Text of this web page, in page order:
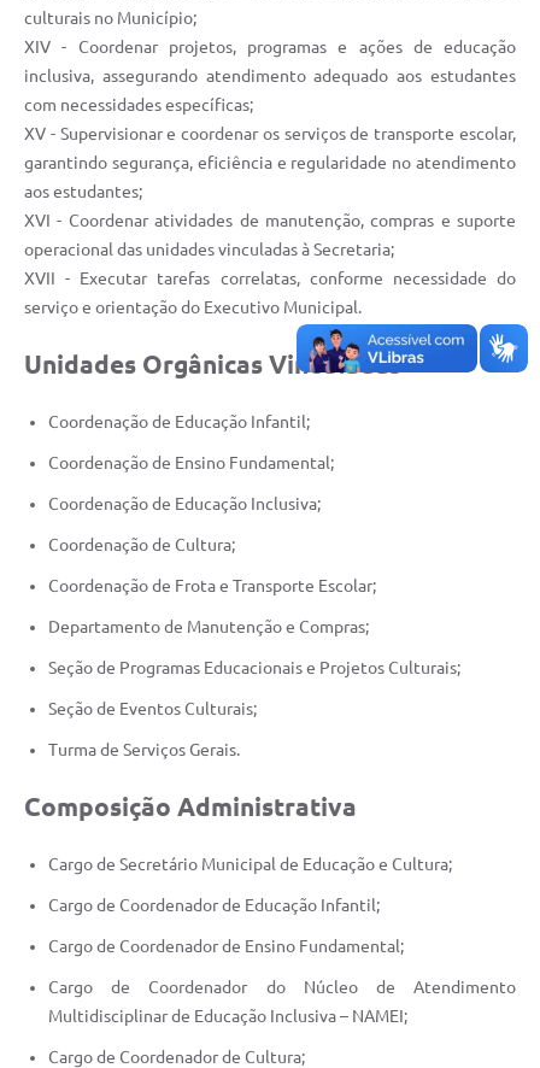
culturais no Município;
XIV - Coordenar projetos, programas e ações de educação
inclusiva, assegurando atendimento adequado aos estudantes
com necessidades específicas;
XV - Supervisionar e coordenar os serviços de transporte escolar,
garantindo segurança, eficiência e regularidade no atendimento
aos estudantes;
XVI - Coordenar atividades de manutenção, compras e suporte
operacional das unidades vinculadas à Secretaria;
XVII - Executar tarefas correlatas, conforme necessidade do
serviço e orientação do Executivo Municipal.
Unidades Orgânicas Vinculadas
Coordenação de Educação Infantil;
Coordenação de Ensino Fundamental;
Coordenação de Educação Inclusiva;
Coordenação de Cultura;
Coordenação de Frota e Transporte Escolar;
Departamento de Manutenção e Compras;
Seção de Programas Educacionais e Projetos Culturais;
Seção de Eventos Culturais;
Turma de Serviços Gerais.
Composição Administrativa
Cargo de Secretário Municipal de Educação e Cultura;
Cargo de Coordenador de Educação Infantil;
Cargo de Coordenador de Ensino Fundamental;
Cargo de Coordenador do Núcleo de Atendimento
Multidisciplinar de Educação Inclusiva – NAMEI;
Cargo de Coordenador de Cultura;